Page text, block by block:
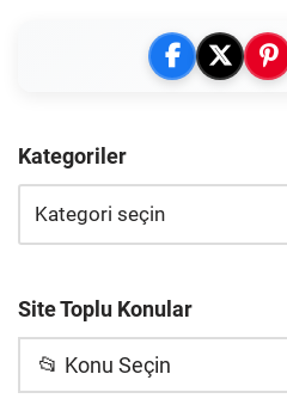
Kategoriler
Site Toplu Konular
📂 Konu Seçin